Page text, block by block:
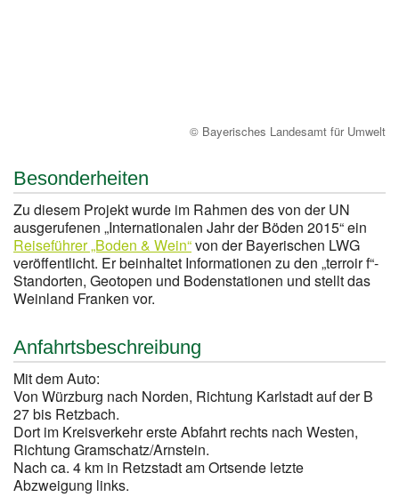
© Bayerisches Landesamt für Umwelt
Besonderheiten
Zu diesem Projekt wurde im Rahmen des von der UN
ausgerufenen „Internationalen Jahr der Böden 2015“ ein
Reiseführer „Boden & Wein“von der Bayerischen LWG
veröffentlicht. Er beinhaltet Informationen zu den „terroir f“-
Standorten, Geotopen und Bodenstationen und stellt das
Weinland Franken vor.
Anfahrtsbeschreibung
Mit dem Auto:
Von Würzburg nach Norden, Richtung Karlstadt auf der B
27 bis Retzbach.
Dort im Kreisverkehr erste Abfahrt rechts nach Westen,
Richtung Gramschatz/Arnstein.
Nach ca. 4 km in Retzstadt am Ortsende letzte
Abzweigung links.